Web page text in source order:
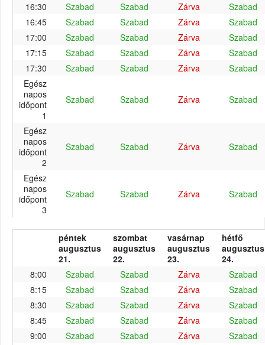
16:30 Szabad Szabad Zárva
Szabad
16:45
Szabad Szabad Zárva
Szabad
17:00
Szabad Szabad Zárva
Szabad
17:15
Szabad Szabad Zárva
Szabad
17:30
Szabad Szabad Zárva
Szabad
Egész
napos
időpont
1
Szabad Szabad Zárva Szabad
Egész
napos
időpont
2
Szabad Szabad Zárva Szabad
Egész
napos
időpont
3
Szabad Szabad Zárva Szabad
péntek
augusztus
21.
szombat
augusztus
22.
vasárnap
augusztus
23.
hétfő
augusztus
24.
8:00
Szabad Szabad Zárva
Szabad
8:15
Szabad Szabad Zárva
Szabad
8:30
Szabad Szabad Zárva
Szabad
8:45
Szabad Szabad Zárva
Szabad
9:00
Szabad Szabad Zárva
Szabad